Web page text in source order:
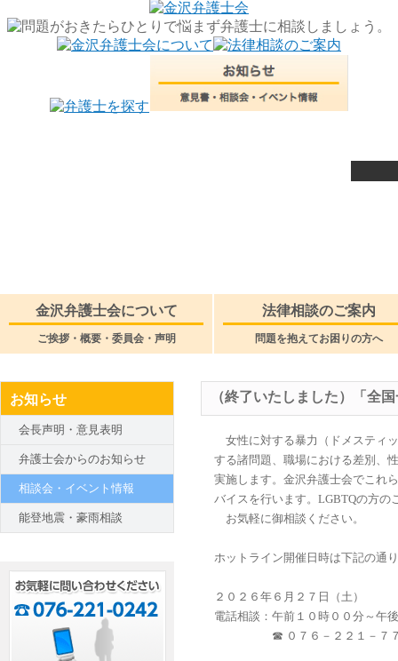
金沢弁護士会について
ご挨拶・概要・委員会・声明
法律相談のご案内
問題を抱えてお困りの方へ
お知らせ
会長声明・意見表明
弁護士会からのお知らせ
相談会・イベント情報
能登地震・豪雨相談
（終了いたしました）「全
女性に対する暴力（ドメスティ
する諸問題、職場における差別、
実施します。金沢弁護士会でこれ
バイスを行います。 LGBTQの方の
お気軽に御
ホットライン開催日時は下記の通
２０２６年６月２７日（土）
電話相談：午
☎ ０７６－２２１－７７１